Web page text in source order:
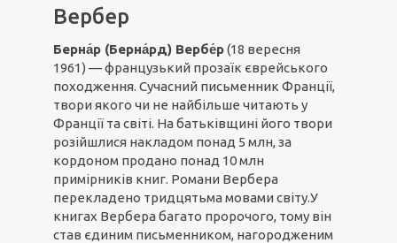
Вербер
Берна́р (Берна́рд) Вербе́р(18 вересня
1961) — французький прозаїк єврейського
походження. Сучасний письменник Франції,
твори якого чи не найбільше читають у
Франції та світі. На батьківщині його твори
розійшлися накладом понад 5 млн, за
кордоном продано понад 10 млн
примірників книг. Романи Вербера
перекладено тридцятьма мовами світу.У
книгах Вербера багато пророчого, тому він
став єдиним письменником, нагородженим